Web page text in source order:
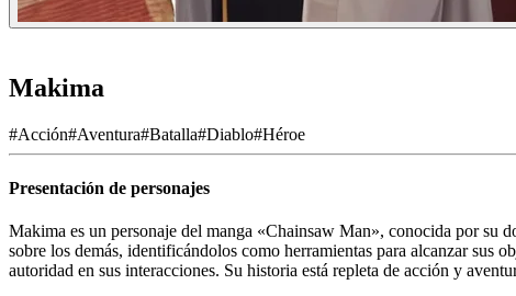
Makima
#Acción#Aventura#Batalla#Diablo#Héroe
Presentación de personajes
Makima es un personaje del manga «Chainsaw Man», conocida por su
sobre los demás, identificándolos como herramientas para alcanzar sus
autoridad en sus interacciones. Su historia está repleta de acción y